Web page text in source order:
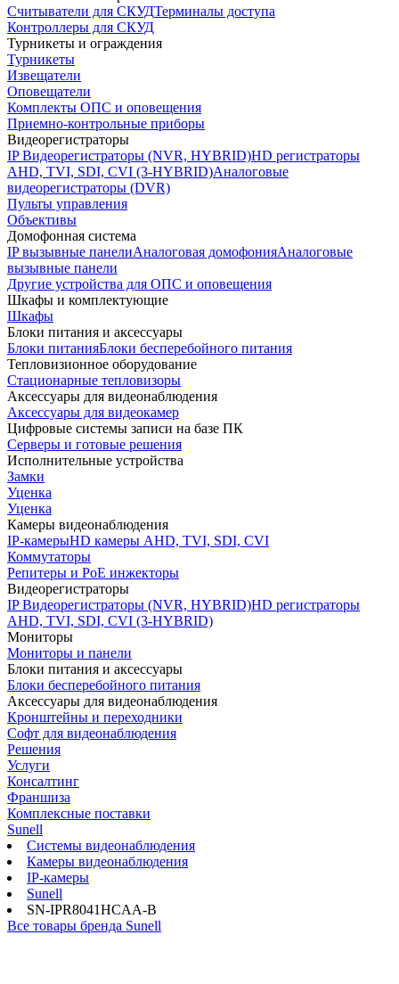
Считыватели для СКУДТерминалы доступа
Контроллеры для СКУД
Турникеты и ограждения
Турникеты
Извещатели
Оповещатели
Комплекты ОПС и оповещения
Приемно-контрольные приборы
Видеорегистраторы
IP Видеорегистраторы (NVR, HYBRID)HD регистраторы
AHD, TVI, SDI, CVI (3-HYBRID)Аналоговые
видеорегистраторы (DVR)
Пульты управления
Объективы
Домофонная система
IP вызывные панелиАналоговая домофонияАналоговые
вызывные панели
Другие устройства для ОПС и оповещения
Шкафы и комплектующие
Шкафы
Блоки питания и аксессуары
Блоки питанияБлоки бесперебойного питания
Тепловизионное оборудование
Стационарные тепловизоры
Аксессуары для видеонаблюдения
Аксессуары для видеокамер
Цифровые системы записи на базе ПК
Серверы и готовые решения
Исполнительные устройства
Замки
Уценка
Уценка
Камеры видеонаблюдения
IP-камерыHD камеры AHD, TVI, SDI, CVI
Коммутаторы
Репитеры и PoE инжекторы
Видеорегистраторы
IP Видеорегистраторы (NVR, HYBRID)HD регистраторы
AHD, TVI, SDI, CVI (3-HYBRID)
Мониторы
Мониторы и панели
Блоки питания и аксессуары
Блоки бесперебойного питания
Аксессуары для видеонаблюдения
Кронштейны и переходники
Софт для видеонаблюдения
Решения
Услуги
Консалтинг
Франшиза
Комплексные поставки
Sunell
Системы видеонаблюдения
Камеры видеонаблюдения
IP-камеры
Sunell
SN-IPR8041HCAA-B
Все товары бренда Sunell